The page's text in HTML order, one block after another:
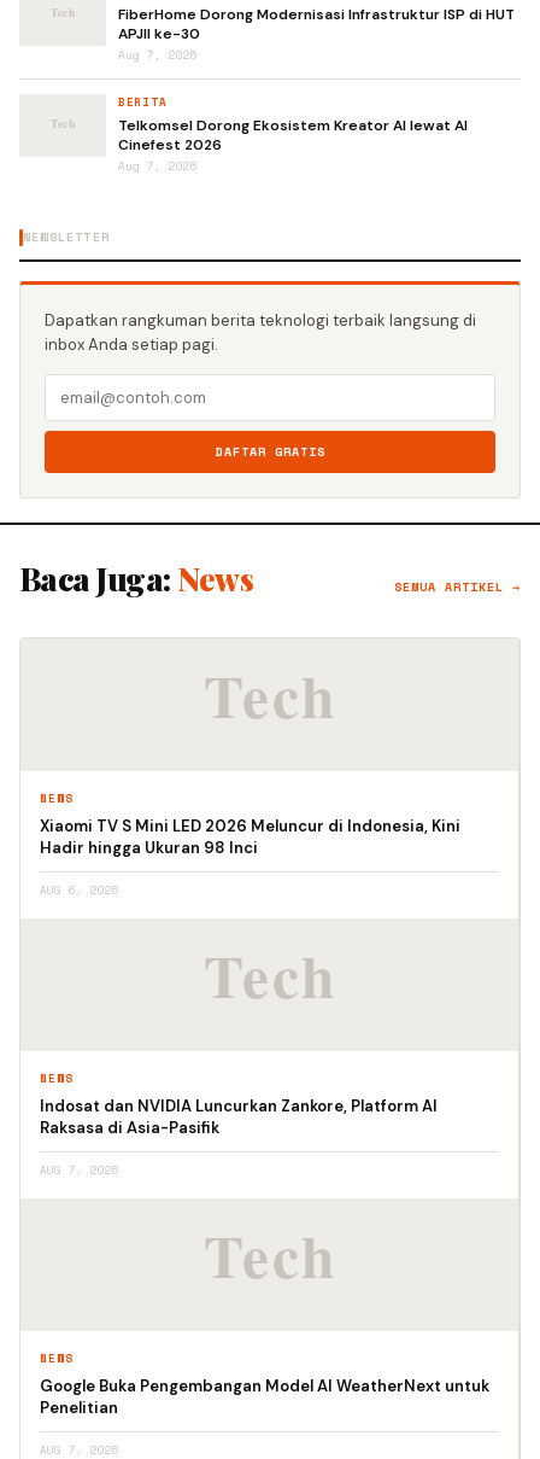
FiberHome Dorong Modernisasi Infrastruktur ISP di HUT
APJII ke-30
Aug 7, 2026
BERITA
Telkomsel Dorong Ekosistem Kreator AI lewat AI
Cinefest 2026
Aug 7, 2026
NEWSLETTER
Dapatkan rangkuman berita teknologi terbaik langsung di
inbox Anda setiap pagi.
DAFTAR GRATIS
Baca Juga: News SEMUA ARTIKEL →
NEWS
Xiaomi TV S Mini LED 2026 Meluncur di Indonesia, Kini
Hadir hingga Ukuran 98 Inci
AUG 6, 2026
NEWS
Indosat dan NVIDIA Luncurkan Zankore, Platform AI
Raksasa di Asia-Pasifik
AUG 7, 2026
NEWS
Google Buka Pengembangan Model AI WeatherNext untuk
Penelitian
AUG 7, 2026